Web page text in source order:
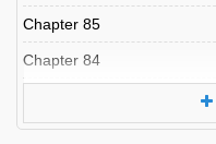
Chapter 85
Chapter 84
Chapter 82